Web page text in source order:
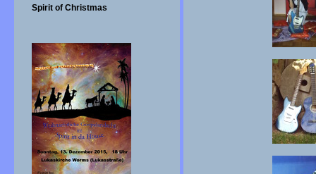
Spirit of Christmas